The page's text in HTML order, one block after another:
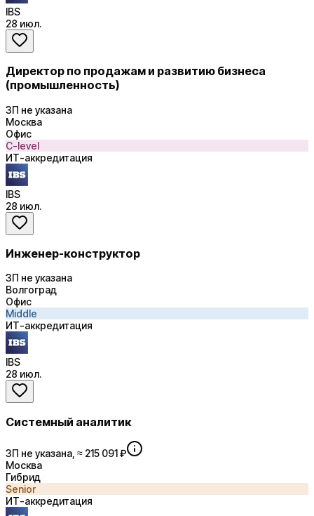
IBS
28 июл.
Директор по продажам и развитию бизнеса
(промышленность)
ЗП не указана
Москва
Офис
C-level
ИТ-аккредитация
IBS
28 июл.
Инженер-конструктор
ЗП не указана
Волгоград
Офис
Middle
ИТ-аккредитация
IBS
28 июл.
Системный аналитик
ЗП не указана, ≈ 215 091 ₽
Москва
Гибрид
Senior
ИТ-аккредитация